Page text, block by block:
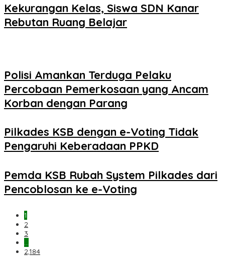
Kekurangan Kelas, Siswa SDN Kanar
Rebutan Ruang Belajar
Polisi Amankan Terduga Pelaku
Percobaan Pemerkosaan yang Ancam
Korban dengan Parang
Pilkades KSB dengan e-Voting Tidak
Pengaruhi Keberadaan PPKD
Pemda KSB Rubah System Pilkades dari
Pencoblosan ke e-Voting
1
2
3
…
2,184